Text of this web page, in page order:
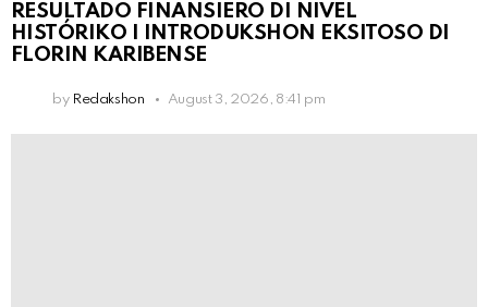
RESULTADO FINANSIERO DI NIVEL
HISTÓRIKO I INTRODUKSHON EKSITOSO DI
FLORIN KARIBENSE
by Redakshon August 3, 2026, 8:41 pm